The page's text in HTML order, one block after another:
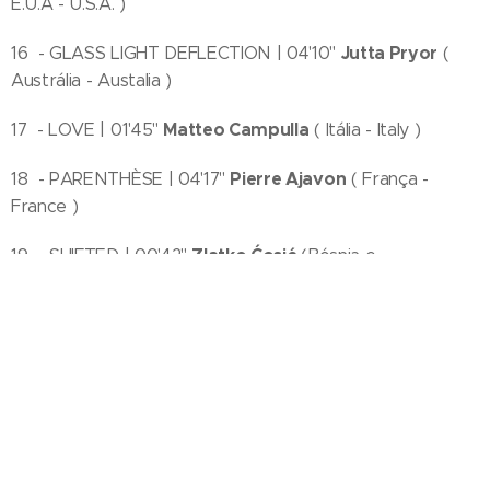
16 - GLASS LIGHT DEFLECTION | 04'10'' Jutta Pryor (
Austrália - Austalia )
17 - LOVE | 01'45'' Matteo Campulla ( Itália - Italy )
18 - PARENTHÈSE | 04'17'' Pierre Ajavon ( França -
France )
19 - SHIFTED | 00'42'' Zlatko Ćosić(Bósnia e